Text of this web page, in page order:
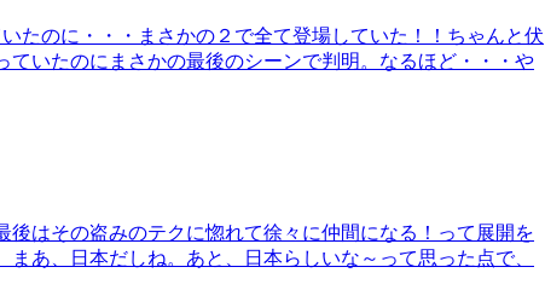
たのに・・・まさかの２で全て登場していた！！ちゃんと伏
いたのにまさかの最後のシーンで判明。なるほど・・・や
はその盗みのテクに惚れて徐々に仲間になる！って展開を
あ、日本だしね。あと、日本らしいな～って思った点で、